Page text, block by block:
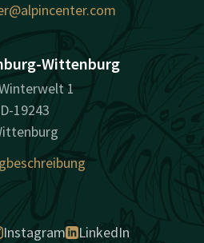
Wittenburg
1
D-19243
Instagram LinkedIn